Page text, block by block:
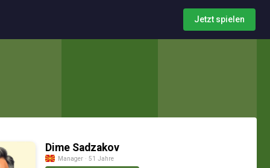
Jetzt spielen
Dime Sadzakov
Manager · 51 Jahre